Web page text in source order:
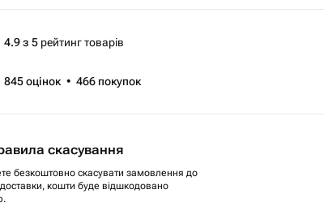
4.9 з 5 рейтинг товарів
845оцінок • 466 покупок
скасування
безкоштовно скасувати замовлення до
кошти буде відшкодовано